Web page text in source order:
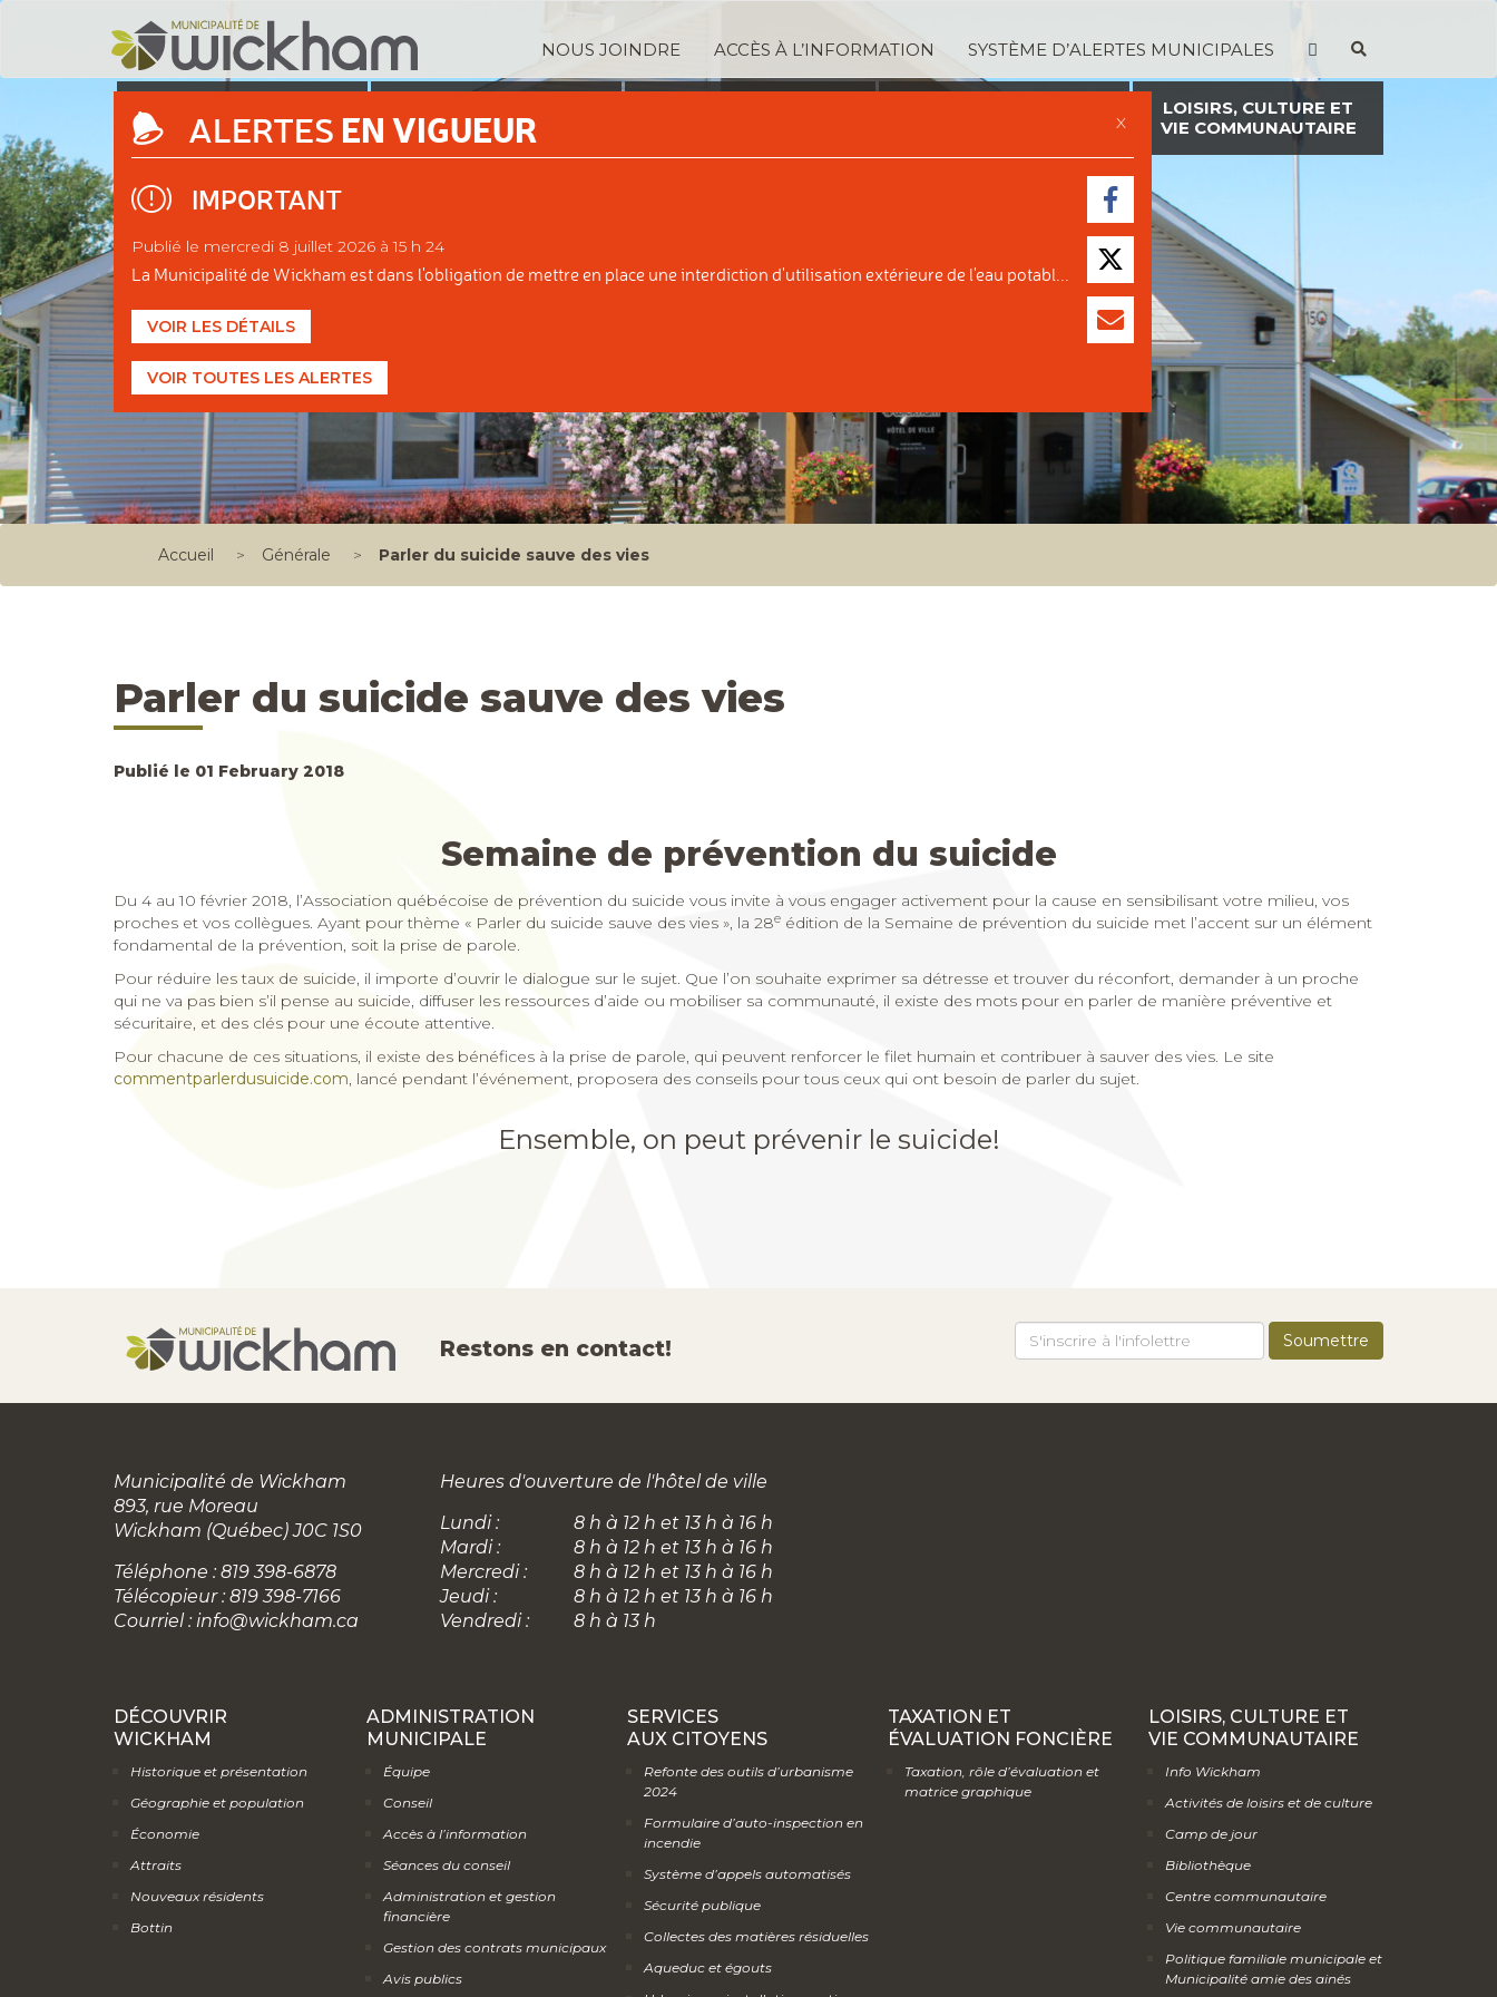
NOUS JOINDRE ACCÈS À L’INFORMATION SYSTÈME D’ALERTES MUNICIPALES
WICKHAM
MUNICIPALE
LOISIRS, CULTURE ET
VIE COMMUNAUTAIRE
X
ALERTES EN VIGUEUR
IMPORTANT
Publié le mercredi 8 juillet 2026 à 15 h 24
La Municipalité de Wickham est dans l'obligation de mettre en place une interdiction d'utilisation extérieure de l'eau potabl...
VOIR LES DÉTAILS
VOIR TOUTES LES ALERTES
Accueil > Générale > Parler du suicide sauve des vies
Parler du suicide sauve des vies
Publié le 01 February 2018
Semaine de prévention du suicide
Du 4 au 10 février 2018, l’Association québécoise de prévention du suicide vous invite à vous engager activement pour la cause en sensibilisant votre milieu, vos
proches et vos collègues. Ayant pour thème « Parler du suicide sauve des vies », la 28e édition de la Semaine de prévention du suicide met l’accent sur un élément
fondamental de la prévention, soit la prise de parole.
Pour réduire les taux de suicide, il importe d’ouvrir le dialogue sur le sujet. Que l’on souhaite exprimer sa détresse et trouver du réconfort, demander à un proche
qui ne va pas bien s’il pense au suicide, diffuser les ressources d’aide ou mobiliser sa communauté, il existe des mots pour en parler de manière préventive et
sécuritaire, et des clés pour une écoute attentive.
Pour chacune de ces situations, il existe des bénéfices à la prise de parole, qui peuvent renforcer le filet humain et contribuer à sauver des vies. Le site
commentparlerdusuicide.com, lancé pendant l’événement, proposera des conseils pour tous ceux qui ont besoin de parler du sujet.
Ensemble, on peut prévenir le suicide!
Restons en contact!
Municipalité de Wickham
893, rue Moreau
Wickham (Québec) J0C 1S0
Téléphone : 819 398-6878
Télécopieur : 819 398-7166
Courriel : info@wickham.ca
Heures d'ouverture de l'hôtel de ville
Lundi :
8 h à 12 h et 13 h à 16 h
Mardi :
8 h à 12 h et 13 h à 16 h
Mercredi :
8 h à 12 h et 13 h à 16 h
Jeudi :
8 h à 12 h et 13 h à 16 h
Vendredi :
8 h à 13 h
DÉCOUVRIR
WICKHAM
Historique et présentation
Géographie et population
Économie
Attraits
Nouveaux résidents
Bottin
ADMINISTRATION
MUNICIPALE
Équipe
Conseil
Accès à l’information
Séances du conseil
Administration et gestion
financière
Gestion des contrats municipaux
Avis publics
SERVICES
AUX CITOYENS
Refonte des outils d’urbanisme
2024
Formulaire d’auto-inspection en
incendie
Système d’appels automatisés
Sécurité publique
Collectes des matières résiduelles
Aqueduc et égouts
TAXATION ET
ÉVALUATION FONCIÈRE
Taxation, rôle d’évaluation et
matrice graphique
LOISIRS, CULTURE ET
VIE COMMUNAUTAIRE
Info Wickham
Activités de loisirs et de culture
Camp de jour
Bibliothèque
Centre communautaire
Vie communautaire
Politique familiale municipale et
Municipalité amie des ainés